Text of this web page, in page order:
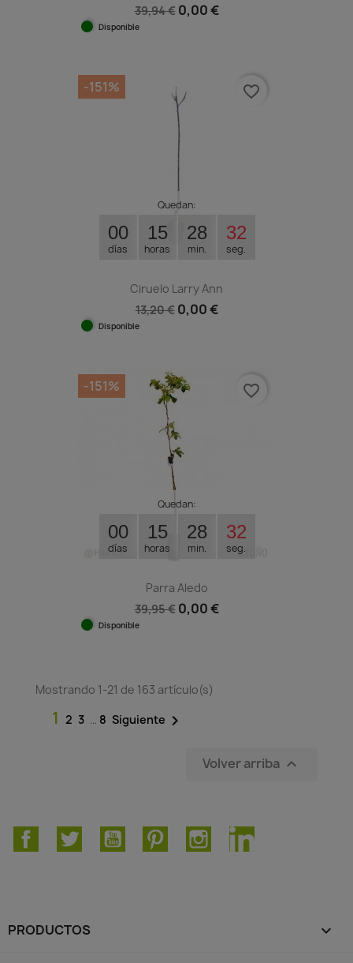
39,94 € 0,00 €
Disponible
Quedan:
00
días
15
horas
28
min.
31
seg.
Ciruelo Larry Ann
13,20 € 0,00 €
Disponible
-151% favorite_border
Quedan:
00
días
15
horas
28
min.
31
seg.
Parra Aledo
39,95 € 0,00 €
Disponible
-151% favorite_border
Mostrando 1-21 de 163 artículo(s)
1 2 3 … 8 Siguiente 
Volver arriba 
FacebookTwitter YouTube PinterestInstagramLinkedIn
PRODUCTOS 